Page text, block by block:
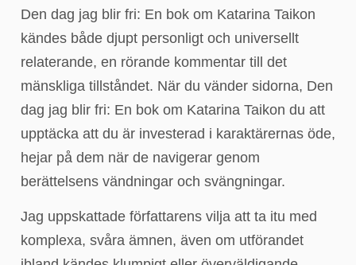
Den dag jag blir fri: En bok om Katarina Taikon
kändes både djupt personligt och universellt
relaterande, en rörande kommentar till det
mänskliga tillståndet. När du vänder sidorna, Den
dag jag blir fri: En bok om Katarina Taikon du att
upptäcka att du är investerad i karaktärernas öde,
hejar på dem när de navigerar genom
berättelsens vändningar och svängningar.
Jag uppskattade författarens vilja att ta itu med
komplexa, svåra ämnen, även om utförandet